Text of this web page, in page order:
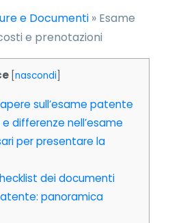
e Documenti » Esame
e prenotazioni
nascondi
sull’esame patente
differenze nell’esame
per presentare la
dei documenti
panoramica